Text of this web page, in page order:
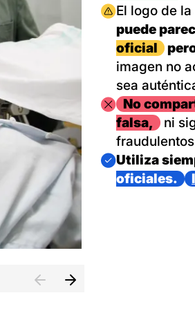
Imagen
El logo de
puede
oficial
imagen no
sea
Imagen
No
falsa,
ni
Imagen
Utiliza
oficiales.